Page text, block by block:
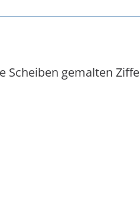
Scheiben gemalten